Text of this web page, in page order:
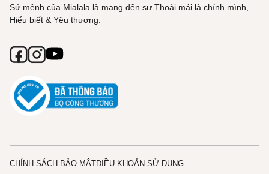
Sứ mệnh của Mialala là mang đến sự Thoải mái là chính mình,
Hiểu biết & Yêu thương.
CHÍNH SÁCH BẢO MẬTĐIỀU KHOẢN SỬ DỤNG